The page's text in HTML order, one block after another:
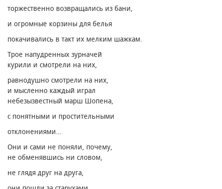
торжественно возвращались из бани,
и огромные корзины для белья
покачивались в такт их мелким шажкам.
Трое напудренных зурначей
курили и смотрели на них,
равнодушно смотрели на них,
и мысленно каждый играл
небезызвестный марш Шопена,
с понятными и простительными
отклонениями…
Они и сами не поняли, почему,
не обменявшись ни словом,
не глядя друг на друга,